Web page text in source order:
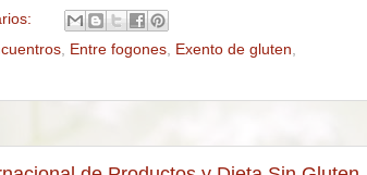
Entre fogones Exento de gluten